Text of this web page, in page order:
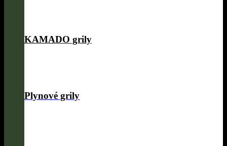
KAMADO grily
Plynové grily